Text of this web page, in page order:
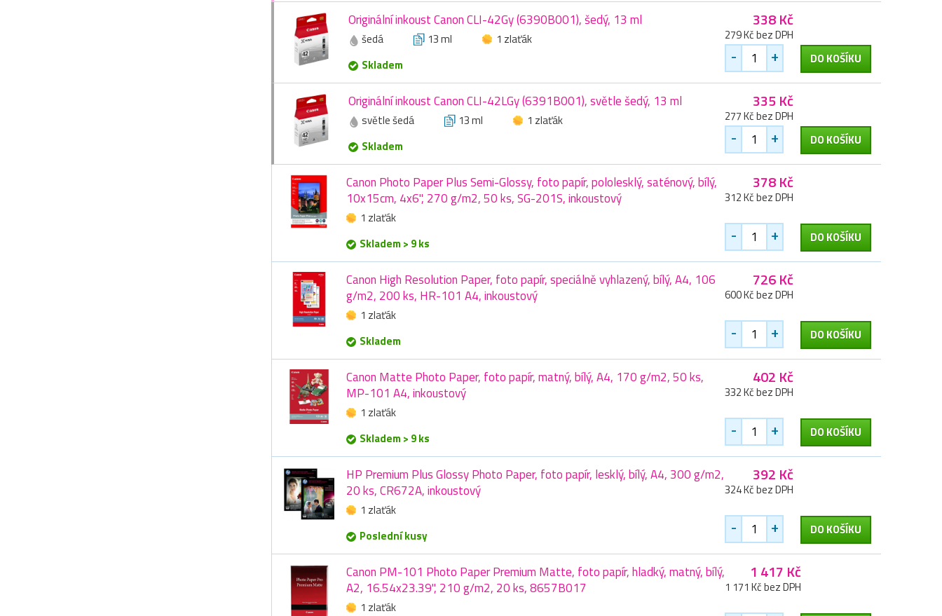
Originální inkoust Canon CLI-42Gy (6390B001), šedý, 13 ml
šedá 13 ml
1 zlaťák
Skladem
338 Kč
279 Kč bez DPH
- + DO KOŠÍKU
Originální inkoust Canon CLI-42LGy (6391B001), světle šedý, 13 ml
světle šedá 13 ml
1 zlaťák
Skladem
335 Kč
277 Kč bez DPH
- + DO KOŠÍKU
Canon Photo Paper Plus Semi-Glossy, foto papír, pololesklý, saténový, bílý,
10x15cm, 4x6", 270 g/m2, 50 ks, SG-201S, inkoustový
1 zlaťák
Skladem > 9 ks
378 Kč
312 Kč bez DPH
- + DO KOŠÍKU
Canon High Resolution Paper, foto papír, speciálně vyhlazený, bílý, A4, 106
g/m2, 200 ks, HR-101 A4, inkoustový
1 zlaťák
Skladem
726 Kč
600 Kč bez DPH
- + DO KOŠÍKU
Canon Matte Photo Paper, foto papír, matný, bílý, A4, 170 g/m2, 50 ks,
MP-101 A4, inkoustový
1 zlaťák
Skladem > 9 ks
402 Kč
332 Kč bez DPH
- + DO KOŠÍKU
HP Premium Plus Glossy Photo Paper, foto papír, lesklý, bílý, A4, 300 g/m2,
20 ks, CR672A, inkoustový
1 zlaťák
Poslední kusy
392 Kč
324 Kč bez DPH
- + DO KOŠÍKU
Canon PM-101 Photo Paper Premium Matte, foto papír, hladký, matný, bílý,
A2, 16.54x23.39", 210 g/m2, 20 ks, 8657B017
1 zlaťák
1 417 Kč
1 171 Kč bez DPH